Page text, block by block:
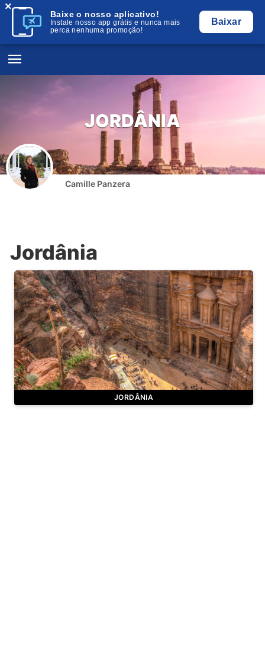
Baixe o nosso aplicativo!
Instale nosso app grátis e nunca mais
perca nenhuma promoção!
Baixar
×
JORDÂNIA
Camille Panzera
Jordânia
JORDÂNIA